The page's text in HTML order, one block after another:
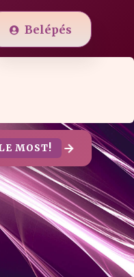
Belépés
MOST!